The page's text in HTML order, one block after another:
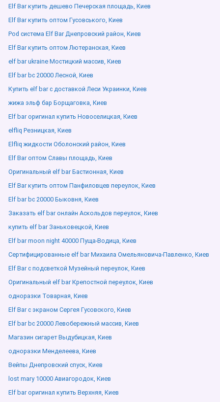
Elf Bar купить дешево Печерская площадь, Киев
Elf Bar купить оптом Гусовського, Киев
Pod система Elf Bar Днепровский район, Киев
Elf Bar купить оптом Лютеранская, Киев
elf bar ukraine Мостицкий массив, Киев
Elf bar bc 20000 Лесной, Киев
Купить elf bar с доставкой Леси Украинки, Киев
жижа эльф бар Борщаговка, Киев
Elf bar оригинал купить Новоселицкая, Киев
elfliq Резницкая, Киев
Elfliq жидкости Оболонский район, Киев
Elf Bar оптом Славы площадь, Киев
Оригинальный elf bar Бастионная, Киев
Elf Bar купить оптом Панфиловцев переулок, Киев
Elf bar bc 20000 Быковня, Киев
Заказать elf bar онлайн Аскольдов переулок, Киев
купить elf bar Заньковецкой, Киев
Elf bar moon night 40000 Пуща-Водица, Киев
Сертифицированные elf bar Михаила Омельяновича-Павленко, Киев
Elf Bar с подсветкой Музейный переулок, Киев
Оригинальный elf bar Крепостной переулок, Киев
одноразки Товарная, Киев
Elf Bar с экраном Сергея Гусовского, Киев
Elf bar bc 20000 Левобережный массив, Киев
Магазин сигарет Выдубицкая, Киев
одноразки Менделеева, Киев
Вейпы Днепровский спуск, Киев
lost mary 10000 Авиагородок, Киев
Elf bar оригинал купить Верхняя, Киев